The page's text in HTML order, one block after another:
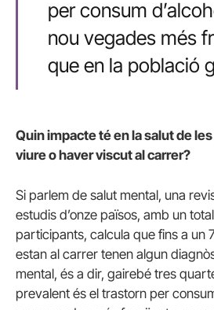
per consum
nou vegades més
que en la població
Quin impacte té en la salut de
viure o haver viscut al carrer?
Si parlem de salut mental, una
estudis d’onze països, amb un
participants, calcula que fins a un
estan al carrer tenen algun
mental, és a dir, gairebé tres
prevalent és el trastorn per